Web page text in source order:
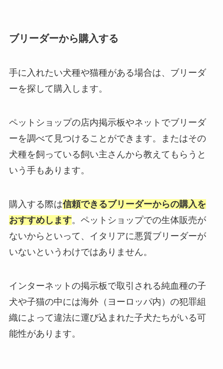
ブリーダーから購入する
手に入れたい犬種や猫種がある場合は、ブリーダ
ーを探して購入します。
ペットショップの店内掲示板やネットでブリーダ
ーを調べて見つけることができます。またはその
犬種を飼っている飼い主さんから教えてもらうと
いう手もあります。
購入する際は信頼できるブリーダーからの購入を
おすすめします。ペットショップでの生体販売が
ないからといって、イタリアに悪質ブリーダーが
いないというわけではありません。
インターネットの掲示板で取引される純血種の子
犬や子猫の中には海外（ヨーロッパ内）の犯罪組
織によって違法に運び込まれた子犬たちがいる可
能性があります。